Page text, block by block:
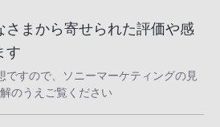
さまから寄せられた評価や感
す
ですので、ソニーマーケティングの見
のうえご覧ください